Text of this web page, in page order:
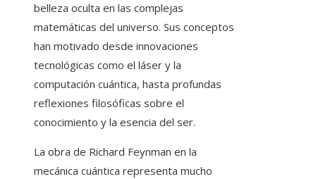
belleza oculta en las complejas
matemáticas del universo. Sus conceptos
han motivado desde innovaciones
tecnológicas como el láser y la
computación cuántica, hasta profundas
reflexiones filosóficas sobre el
conocimiento y la esencia del ser.
La obra de Richard Feynman en la
mecánica cuántica representa mucho